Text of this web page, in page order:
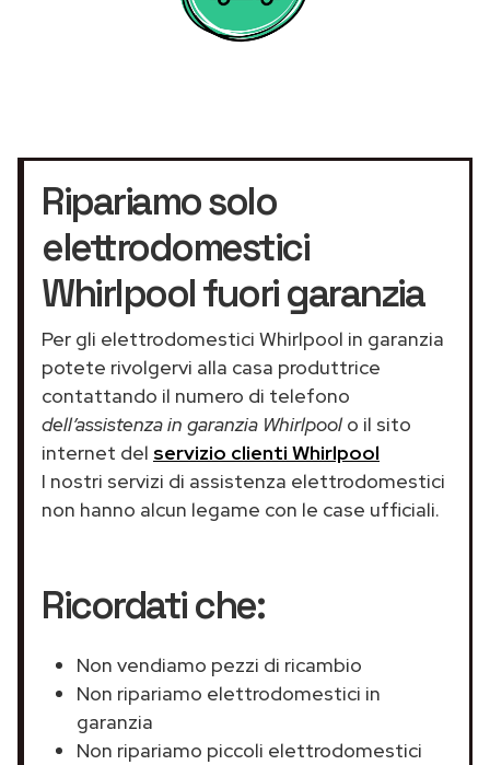
Ripariamo solo
elettrodomestici
Whirlpool fuori garanzia
Per gli elettrodomestici Whirlpool in garanzia
potete rivolgervi alla casa produttrice
contattando il numero di telefono
dell’assistenza in garanzia Whirlpoolo il sito
internet del servizio clienti Whirlpool
I nostri servizi di assistenza elettrodomestici
non hanno alcun legame con le case ufficiali.
Ricordati che:
Non vendiamo pezzi di ricambio
Non ripariamo elettrodomestici in
garanzia
Non ripariamo piccoli elettrodomestici